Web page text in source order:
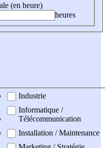
(en heure)
heures
Industrie
Informatique /
Télécommunication
Installation / Maintenance